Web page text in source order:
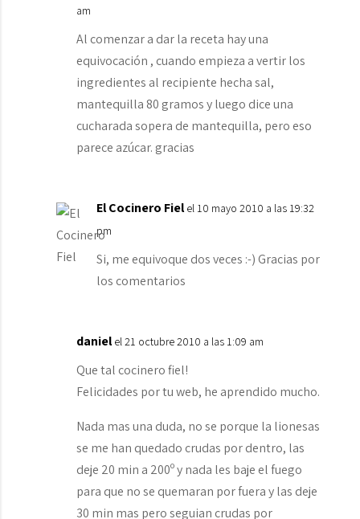
am
Al comenzar a dar la receta hay una
equivocación , cuando empieza a vertir los
ingredientes al recipiente hecha sal,
mantequilla 80 gramos y luego dice una
cucharada sopera de mantequilla, pero eso
parece azúcar. gracias
El Cocinero Fiel el 10 mayo 2010 a las 19:32
pm
Si, me equivoque dos veces :-) Gracias por
los comentarios
daniel el 21 octubre 2010 a las 1:09 am
Que tal cocinero fiel!
Felicidades por tu web, he aprendido mucho.
Nada mas una duda, no se porque la lionesas
se me han quedado crudas por dentro, las
deje 20 min a 200º y nada les baje el fuego
para que no se quemaran por fuera y las deje
30 min mas pero seguian crudas por